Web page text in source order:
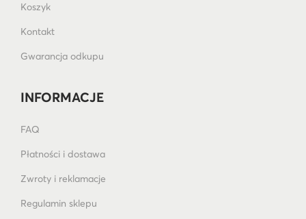
Koszyk
Kontakt
Gwarancja odkupu
INFORMACJE
FAQ
Płatności i dostawa
Zwroty i reklamacje
Regulamin sklepu